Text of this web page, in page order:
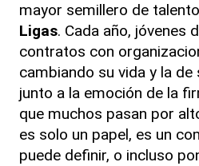
mayor semillero de
Ligas. Cada año, jóvenes
contratos con
cambiando su vida y la
junto a la emoción de la
que muchos pasan por
es solo un papel, es un
puede definir, o incluso